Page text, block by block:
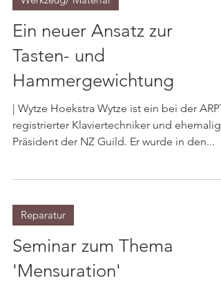
Werkzeug/ Material
Ein neuer Ansatz zur
Tasten- und
Hammergewichtung
| Wytze Hoekstra Wytze ist ein bei der ARPT
Reparatur
Seminar zum Thema